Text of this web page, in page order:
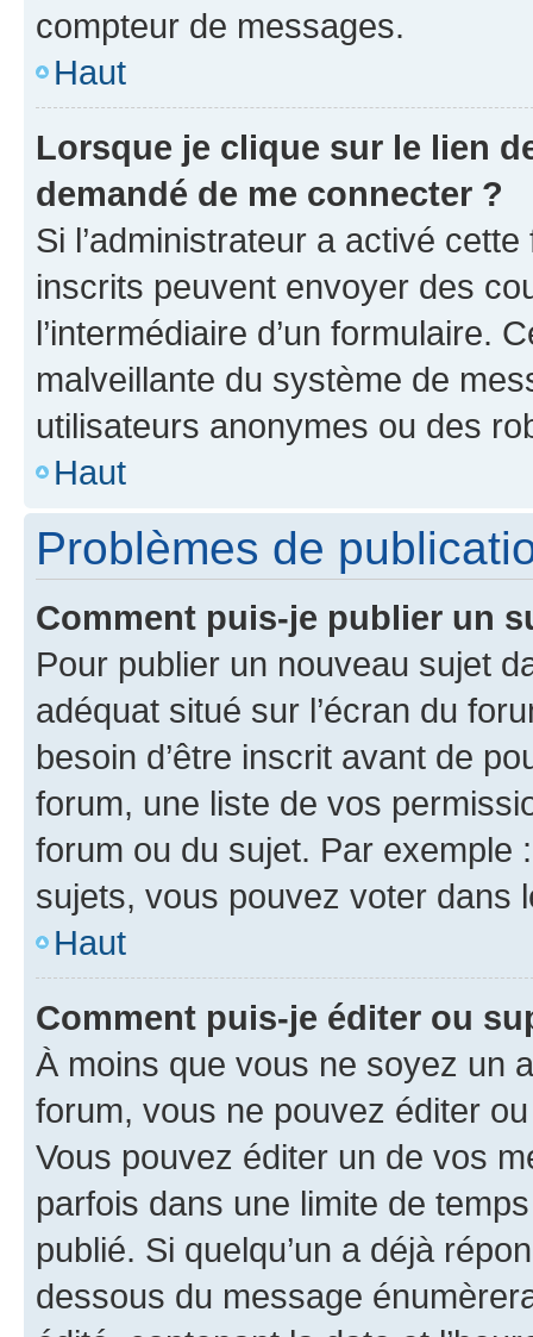
compteur de messages.
Haut
Lorsque je clique sur le lien
demandé de me connecter ?
Si l’administrateur a activé
inscrits peuvent envoyer des
l’intermédiaire d’un formulaire.
malveillante du système de
utilisateurs anonymes ou des
Haut
Problèmes de
Comment puis-je publier un
Pour publier un nouveau sujet
adéquat situé sur l’écran du
besoin d’être inscrit avant de
forum, une liste de vos
forum ou du sujet. Par exemple
sujets, vous pouvez voter dans
Haut
Comment puis-je éditer ou
À moins que vous ne soyez un
forum, vous ne pouvez éditer
Vous pouvez éditer un de vos
parfois dans une limite de
publié. Si quelqu’un a déjà
dessous du message